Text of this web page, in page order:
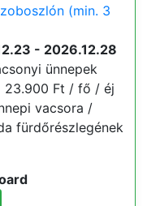
(min. 3
- 2026.12.28
ünnepek
23.900 Ft / fő / éj
vacsora /
fürdőrészlegének